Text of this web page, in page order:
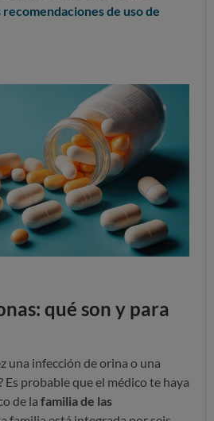
de uso de
qué son y para
una infección de orina o una
probable que el médico te haya
de la familia de las